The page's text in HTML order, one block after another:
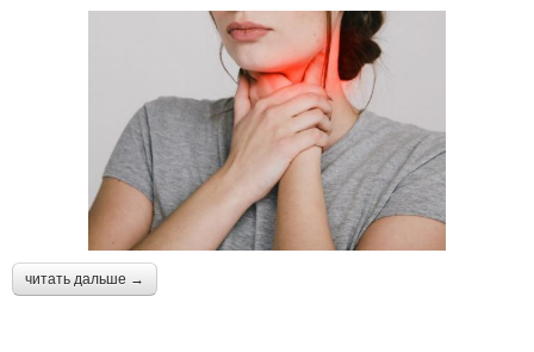
читать дальше →